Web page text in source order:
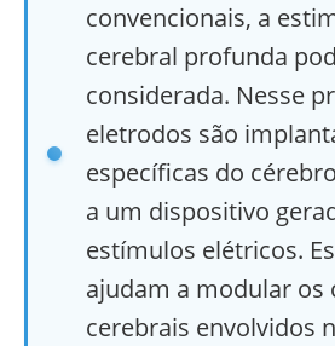
convencionais, a
cerebral profunda
considerada. Nesse
eletrodos são
específicas do
a um dispositivo
estímulos elétricos.
ajudam a modular os
cerebrais envolvidos